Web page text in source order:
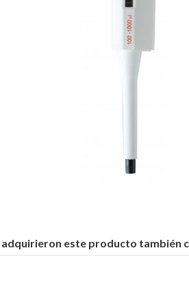
adquirieron este producto también